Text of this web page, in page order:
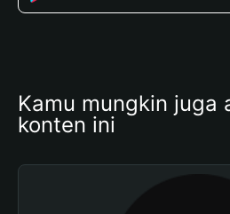
Kamu mungkin juga
konten ini